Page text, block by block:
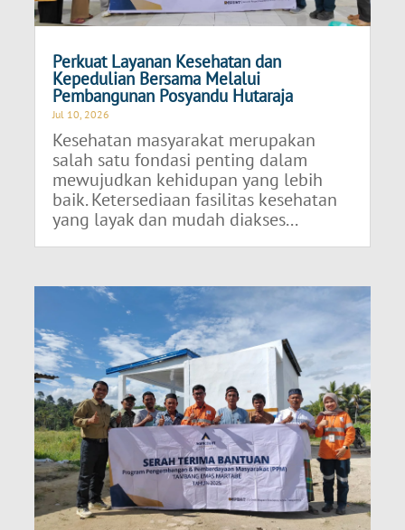
Perkuat Layanan Kesehatan dan
Kepedulian Bersama Melalui
Pembangunan Posyandu Hutaraja
Jul 10, 2026
Kesehatan masyarakat merupakan
salah satu fondasi penting dalam
mewujudkan kehidupan yang lebih
baik. Ketersediaan fasilitas kesehatan
yang layak dan mudah diakses...